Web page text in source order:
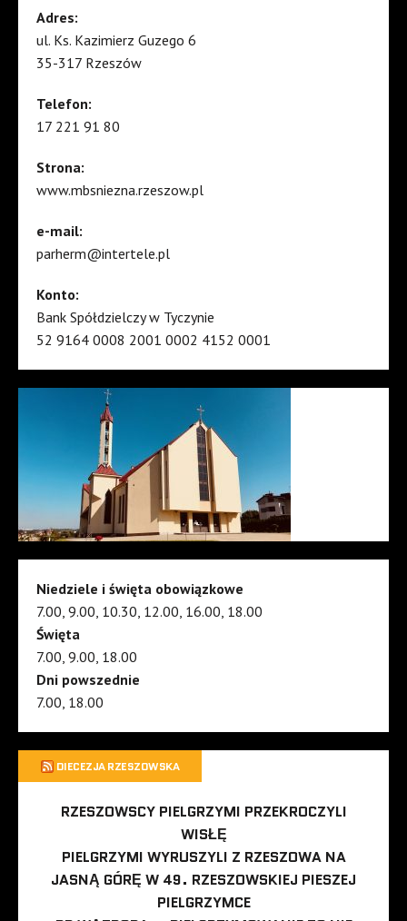
Adres:
ul. Ks. Kazimierz Guzego 6
35-317 Rzeszów
Telefon:
17 221 91 80
Strona:
www.mbsniezna.rzeszow.pl
e-mail:
parherm@intertele.pl
Konto:
Bank Spółdzielczy w Tyczynie
52 9164 0008 2001 0002 4152 0001
Niedziele i święta obowiązkowe
7.00, 9.00, 10.30, 12.00, 16.00, 18.00
Święta
7.00, 9.00, 18.00
Dni powszednie
7.00, 18.00
DIECEZJA RZESZOWSKA
RZESZOWSCY PIELGRZYMI PRZEKROCZYLI
WISŁĘ
PIELGRZYMI WYRUSZYLI Z RZESZOWA NA
JASNĄ GÓRĘ W 49. RZESZOWSKIEJ PIESZEJ
PIELGRZYMCE